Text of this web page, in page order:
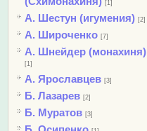
[1]
А. Шестун (игумения) [2]
А. Широченко [7]
А. Шнейдер (монахиня)
[1]
А. Ярославцев [3]
Б. Лазарев [2]
Б. Муратов [3]